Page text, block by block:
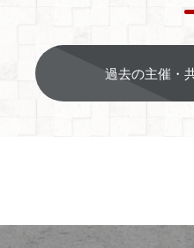
過去の主催・